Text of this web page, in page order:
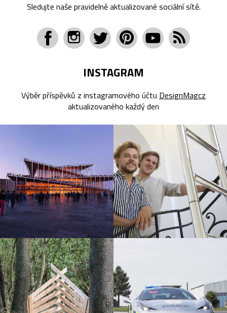
Sledujte naše pravidelně aktualizované sociální sítě.
INSTAGRAM
Výběr příspěvků z instagramového účtu DesignMagcz
aktualizovaného každý den